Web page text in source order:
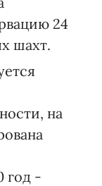
24
шахт.
на
год -